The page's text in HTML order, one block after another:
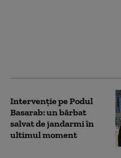
Intervenție pe Podul
Basarab: un bărbat
salvat de jandarmi în
ultimul moment